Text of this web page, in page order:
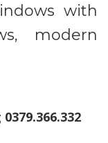
with
modern